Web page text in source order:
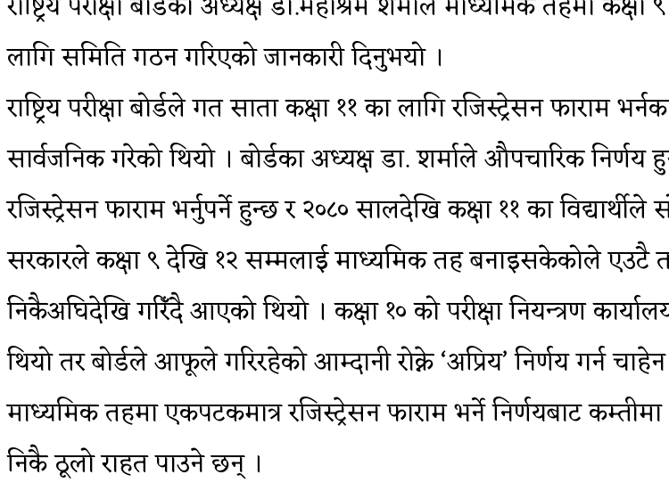
लागि समिति गठन गरिएको जानकारी दिनुभयो ।
राष्ट्रिय परीक्षा बोर्डले गत साता कक्षा ११ का लागि रजिस्ट्रेसन फाराम
सार्वजनिक गरेको थियो । बोर्डका अध्यक्ष डा. शर्माले औपचारिक
रजिस्ट्रेसन फाराम भर्नुपर्ने हुन्छ र २०८० सालदेखि कक्षा ११ का विद्यार्थीले
सरकारले कक्षा ९ देखि १२ सम्मलाई माध्यमिक तह बनाइसकेकोले एउटै
निकैअघिदेखि गरिँदै आएको थियो । कक्षा १० को परीक्षा नियन्त्रण
थियो तर बोर्डले आफूले गरिरहेको आम्दानी रोक्ने ‘अप्रिय’ निर्णय गर्न
माध्यमिक तहमा एकपटकमात्र रजिस्ट्रेसन फाराम भर्ने निर्णयबाट
निकै ठूलो राहत पाउने छन् ।